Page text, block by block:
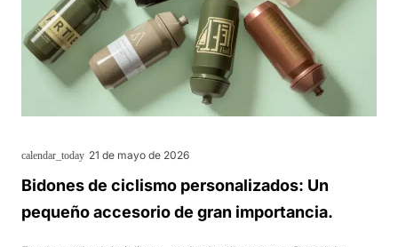
calendar_today 21 de mayo de 2026
Bidones de ciclismo personalizados: Un
pequeño accesorio de gran importancia.